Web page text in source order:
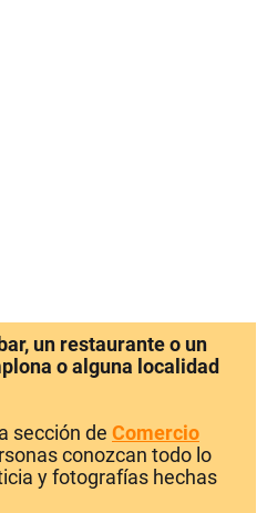
un restaurante o un
o alguna localidad
sección de Comercio
conozcan todo lo
y fotografías hechas